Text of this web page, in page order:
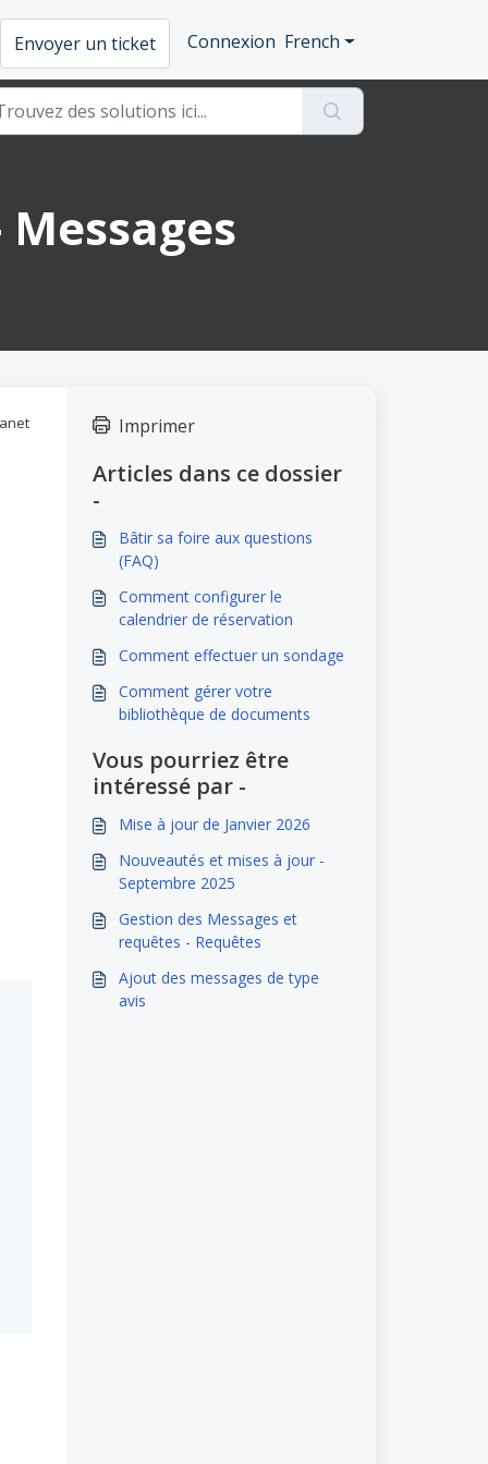
Envoyer un ticket Connexion French
Imprimer
Articles dans ce dossier
-
Bâtir sa foire aux questions
(FAQ)
Comment configurer le
calendrier de réservation
Comment effectuer un sondage
Comment gérer votre
bibliothèque de documents
Vous pourriez être
intéressé par -
Mise à jour de Janvier 2026
Nouveautés et mises à jour -
Septembre 2025
Gestion des Messages et
requêtes - Requêtes
Ajout des messages de type
avis